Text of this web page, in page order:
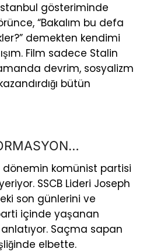
gösteriminde
“Bakalım bu defa
demekten kendimi
Film sadece Stalin
devrim, sosyalizm
bütün
dönemin komünist partisi
SSCB Lideri Joseph
son günlerini ve
içinde yaşanan
Saçma sapan
elbette.